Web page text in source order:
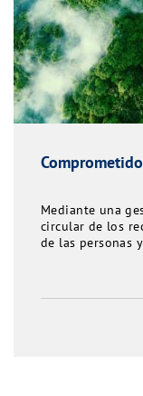
Mediante una
circular de los
de las personas